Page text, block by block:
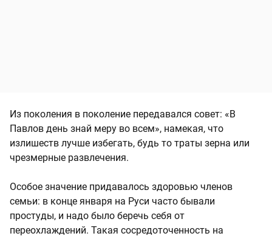
Из поколения в поколение передавался совет: «В
Павлов день знай меру во всем», намекая, что
излишеств лучше избегать, будь то траты зерна или
чрезмерные развлечения.
Особое значение придавалось здоровью членов
семьи: в конце января на Руси часто бывали
простуды, и надо было беречь себя от
переохлаждений. Такая сосредоточенность на